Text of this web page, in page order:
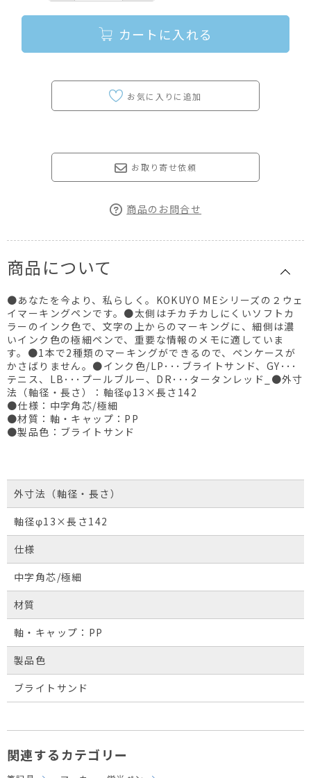
カートに入れる
お取り寄せ依頼
商品のお問合せ
商品について
●あなたを今より、私らしく。KOKUYO MEシリーズの２ウェ
イマーキングペンです。●太側はチカチカしにくいソフトカ
ラーのインク色で、文字の上からのマーキングに、細側は濃
いインク色の極細ペンで、重要な情報のメモに適していま
す。●1本で2種類のマーキングができるので、ペンケースが
かさばりません。●インク色/LP･･･ブライトサンド、GY･･･
テニス、LB･･･プールブルー、DR･･･タータンレッド_●外寸
法（軸径・長さ）：軸径φ13×長さ142
●仕様：中字角芯/極細
●材質：軸・キャップ：PP
●製品色：ブライトサンド
外寸法（軸径・長さ）
軸径φ13×長さ142
仕様
中字角芯/極細
材質
軸・キャップ：PP
製品色
ブライトサンド
関連するカテゴリー